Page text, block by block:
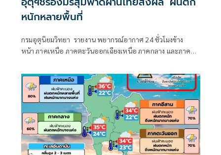
หนักหลายพื้นที่
กรมอุตุนิยมวิทยา รายงาน พยากรณ์อากาศ 24 ชั่วโมงข้าง
หน้า ภาคเหนือ ภาคตะวันออกเฉียงเหนือ ภาคกลาง และภาค